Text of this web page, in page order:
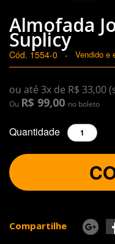
Almofada
Suplicy
Cód. 1554-0 - Vendido e
ou até 3x de R$ 33,00
Ou R$ 99,00 no boleto
Quantidade
Compartilhe